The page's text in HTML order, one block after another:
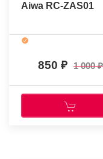
Aiwa RC-ZAS01
850 1 000